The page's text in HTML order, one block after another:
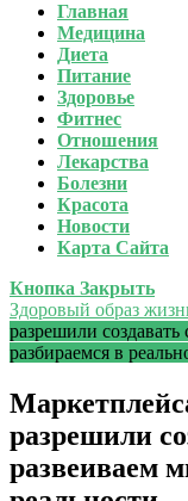
Главная
Медицина
Диета
Питание
Здоровье
Фитнес
Отношения
Лекарства
Болезни
Красота
Новости
Карта Сайта
Кнопка Закрыть
Здоровый образ
разрешили
разбираемся в
разрешили
развеиваем